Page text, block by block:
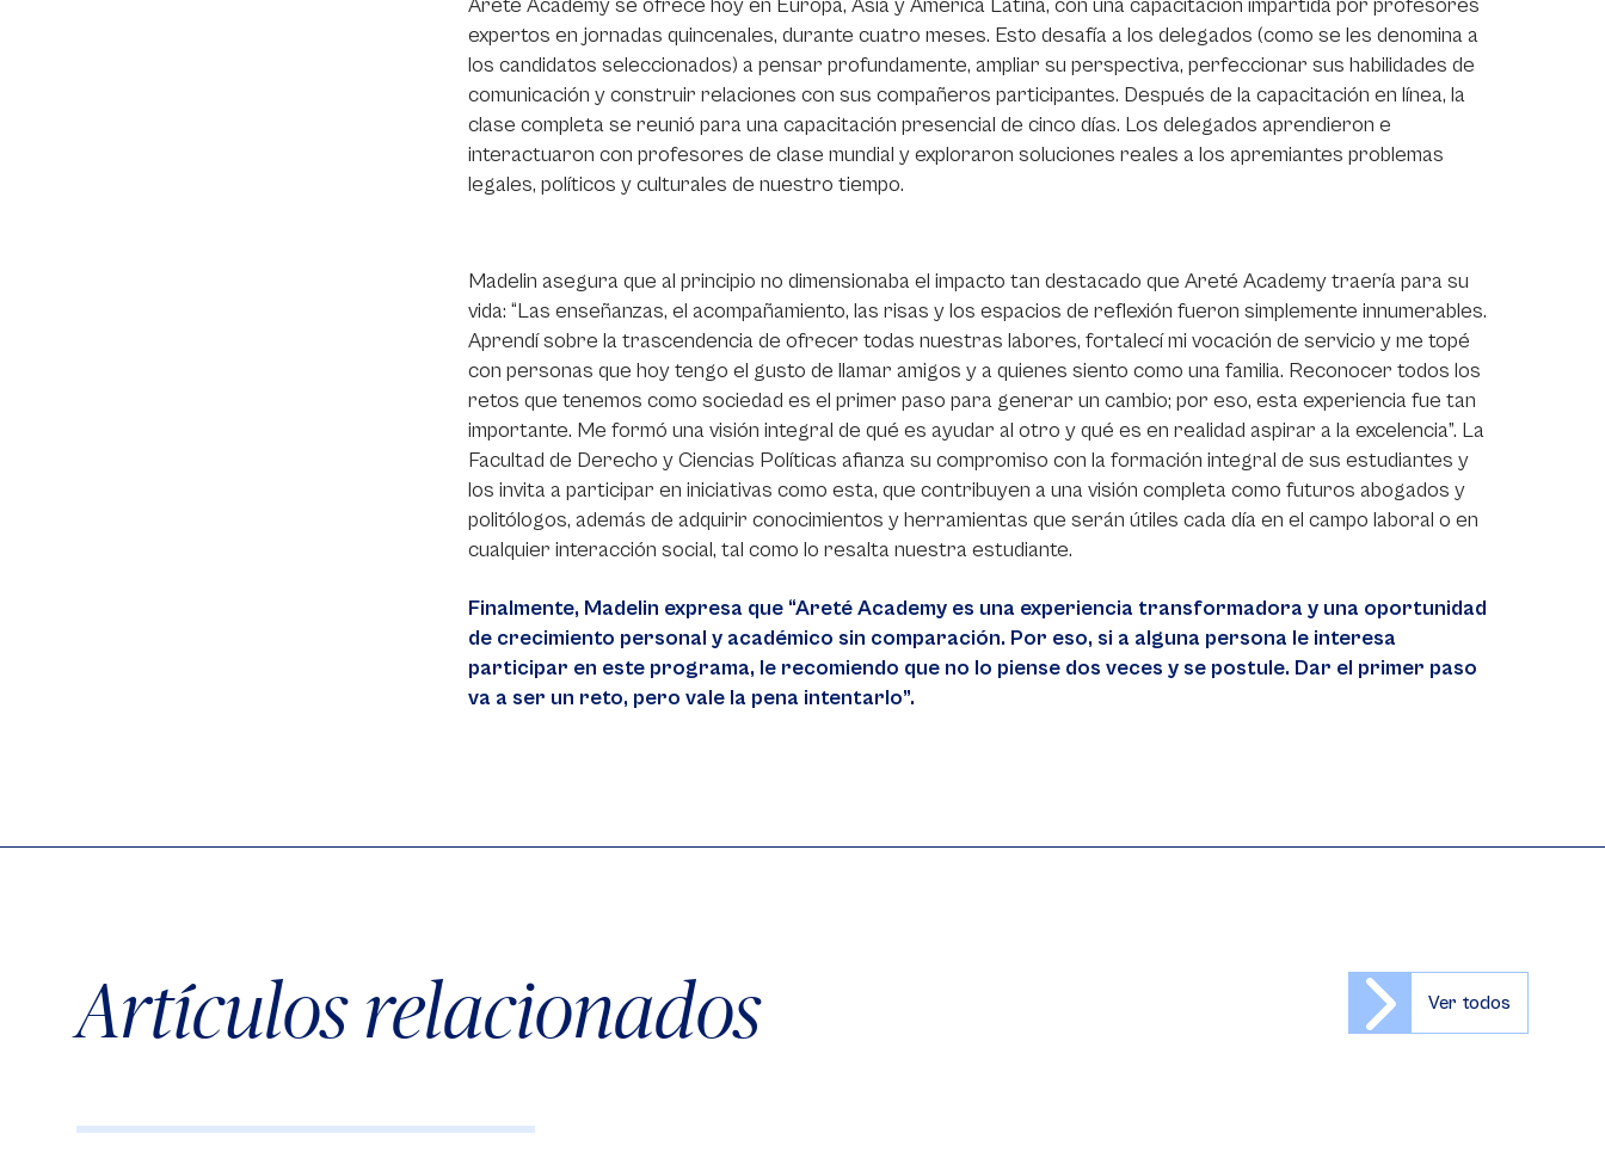
Areté Academy se ofrece hoy en Europa, Asia y América Latina, con una capacitación impartida por profesores
expertos en jornadas quincenales, durante cuatro meses. Esto desafía a los delegados (como se les denomina a
los candidatos seleccionados) a pensar profundamente, ampliar su perspectiva, perfeccionar sus habilidades de
comunicación y construir relaciones con sus compañeros participantes. Después de la capacitación en línea, la
clase completa se reunió para una capacitación presencial de cinco días. Los delegados aprendieron e
interactuaron con profesores de clase mundial y exploraron soluciones reales a los apremiantes problemas
legales, políticos y culturales de nuestro tiempo.
Madelin asegura que al principio no dimensionaba el impacto tan destacado que Areté Academy traería para su
vida: “Las enseñanzas, el acompañamiento, las risas y los espacios de reflexión fueron simplemente innumerables.
Aprendí sobre la trascendencia de ofrecer todas nuestras labores, fortalecí mi vocación de servicio y me topé
con personas que hoy tengo el gusto de llamar amigos y a quienes siento como una familia. Reconocer todos los
retos que tenemos como sociedad es el primer paso para generar un cambio; por eso, esta experiencia fue tan
importante. Me formó una visión integral de qué es ayudar al otro y qué es en realidad aspirar a la excelencia”. La
Facultad de Derecho y Ciencias Políticas afianza su compromiso con la formación integral de sus estudiantes y
los invita a participar en iniciativas como esta, que contribuyen a una visión completa como futuros abogados y
politólogos, además de adquirir conocimientos y herramientas que serán útiles cada día en el campo laboral o en
cualquier interacción social, tal como lo resalta nuestra estudiante.
Finalmente, Madelin expresa que “Areté Academy es una experiencia transformadora y una oportunidad
de crecimiento personal y académico sin comparación. Por eso, si a alguna persona le interesa
participar en este programa, le recomiendo que no lo piense dos veces y se postule. Dar el primer paso
va a ser un reto, pero vale la pena intentarlo”.
Artículos relacionados Ver todos